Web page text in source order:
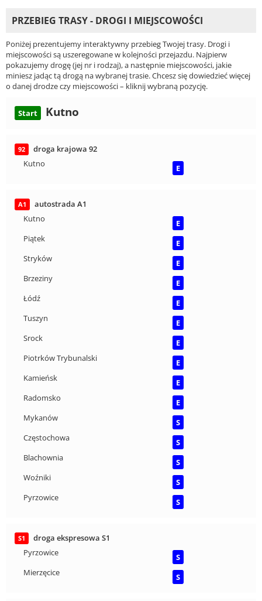
PRZEBIEG TRASY - DROGI I MIEJSCOWOŚCI
Poniżej prezentujemy interaktywny przebieg Twojej trasy. Drogi i
miejscowości są uszeregowane w kolejności przejazdu. Najpierw
pokazujemy drogę (jej nr i rodzaj), a następnie miejscowości, jakie
miniesz jadąc tą drogą na wybranej trasie. Chcesz się dowiedzieć więcej
o danej drodze czy miejscowości – kliknij wybraną pozycję.
Start Kutno
92
droga krajowa 92
Kutno
E
A1
autostrada A1
Kutno
E
Piątek
E
Stryków
E
Brzeziny
E
Łódź
E
Tuszyn
E
Srock
E
Piotrków Trybunalski
E
Kamieńsk
E
Radomsko
E
Mykanów
S
Częstochowa
S
Blachownia
S
Woźniki
S
Pyrzowice
S
S1
droga ekspresowa S1
Pyrzowice
S
Mierzęcice
S